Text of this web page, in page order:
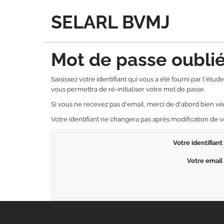
SELARL BVMJ
Mot de passe
Saisissez votre identifiant qui vous a été fourni par
vous permettra de ré-initialiser votre mot de passe.
Si vous ne recevez pas d'email, merci de d'abord bien
Votre identifiant ne changera pas après modification de
Votre identifiant
Votre email